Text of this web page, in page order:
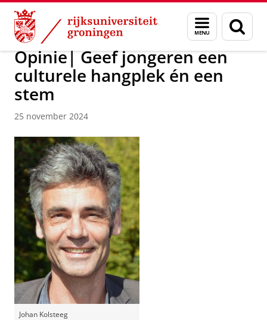
Skip
Content
Skip
Navigation
Menu
en
zoeken
Over ons Actueel Nieuws
Opinie| Geef jongeren een
culturele hangplek én een
stem
25 november 2024
Johan Kolsteeg